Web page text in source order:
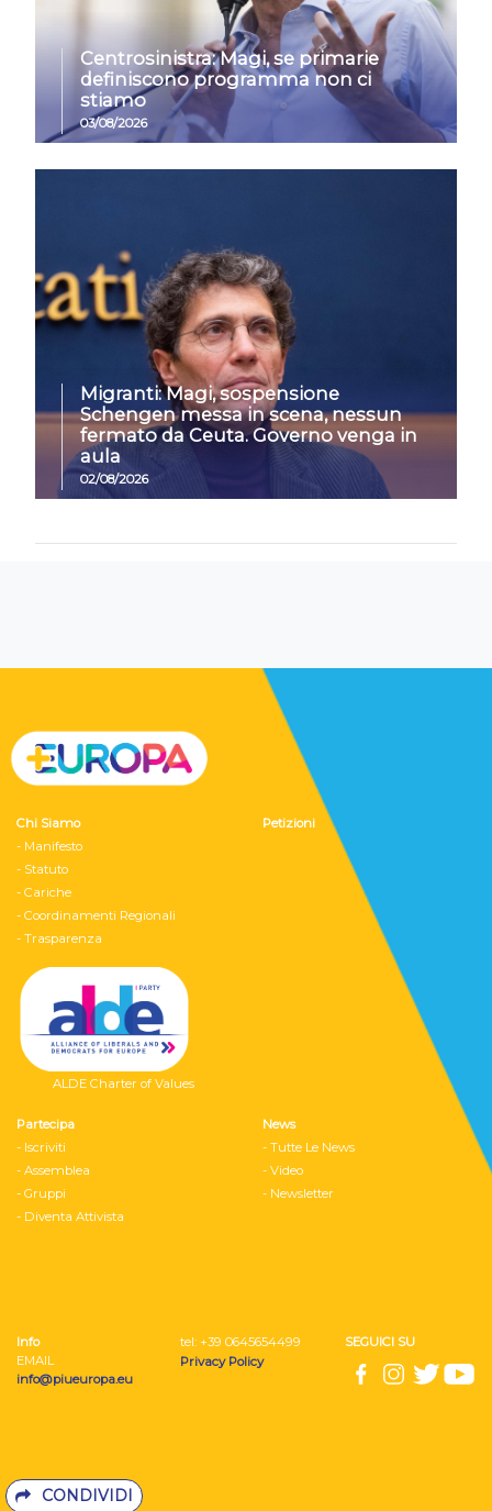
CONDIVIDI
Centrosinistra: Magi, se primarie
definiscono programma non ci
stiamo
03/08/2026
Migranti: Magi, sospensione
Schengen messa in scena, nessun
fermato da Ceuta. Governo venga in
aula
02/08/2026
Chi Siamo
- Manifesto
- Statuto
- Cariche
- Coordinamenti Regionali
- Trasparenza
ALDE Charter of Values
Petizioni
Partecipa
- Iscriviti
- Assemblea
- Gruppi
- Diventa Attivista
News
- Tutte Le News
- Video
- Newsletter
Info
EMAIL
info@piueuropa.eu
tel: ‭+39 0645654499
Privacy Policy
SEGUICI SU